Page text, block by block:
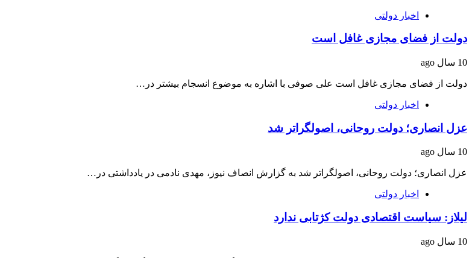
اخبار دولتی
دولت از فضای مجازی غافل است
10 سال ago
دولت از فضای مجازی غافل است علی صوفی با اشاره به موضوع انسجام بیشتر در…
اخبار دولتی
عزل انصاری؛ دولت روحانی، اصولگراتر شد
10 سال ago
عزل انصاری؛ دولت روحانی، اصولگراتر شد به گزارش انصاف نیوز، مهدی نادمی در یادداشتی در…
اخبار دولتی
لیلاز: سیاست اقتصادی دولت کژتابی ندارد
10 سال ago